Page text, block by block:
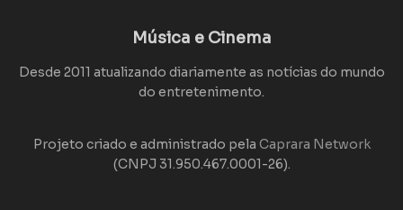
Música e Cinema
Desde 2011 atualizando diariamente as notícias do mundo
do entretenimento.
Projeto criado e administrado pela Caprara Network
(CNPJ 31.950.467.0001-26).